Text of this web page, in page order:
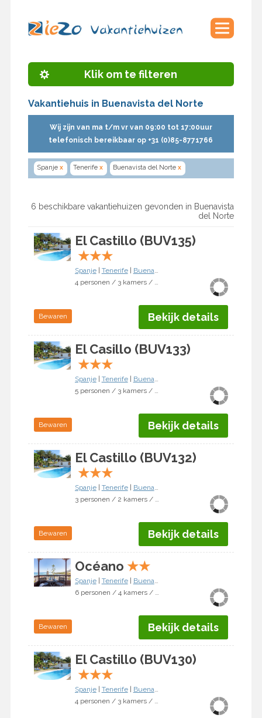
Klik om te filteren
Vakantiehuis in Buenavista del Norte
Wij zijn van ma t/m vr van 09:00 tot 17:00uur
telefonisch bereikbaar op +31 (0)85-8771766
Spanje x Tenerife x Buenavista del Norte x
6 beschikbare vakantiehuizen gevonden in Buenavista
del Norte
El Castillo (BUV135)
★★★
Spanje| Tenerife| Buenavista del Norte
4 personen / 3 kamers / 2 slaapkamers
Bewaren Bekijk details
El Casillo (BUV133)
★★★
Spanje| Tenerife| Buenavista del Norte
5 personen / 3 kamers / 2 slaapkamers
Bewaren Bekijk details
El Castillo (BUV132)
★★★
Spanje| Tenerife| Buenavista del Norte
3 personen / 2 kamers / 1 slaapkamer
Bewaren Bekijk details
Océano ★★
Spanje| Tenerife| Buenavista del Norte
6 personen / 4 kamers / 3 slaapkamers
Bewaren Bekijk details
El Castillo (BUV130)
★★★
Spanje| Tenerife| Buenavista del Norte
4 personen / 3 kamers / 2 slaapkamers